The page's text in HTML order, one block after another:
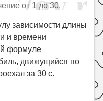
от 1 до 30.
зависимости длины
и времени
формуле
движущийся по
за 30 с.